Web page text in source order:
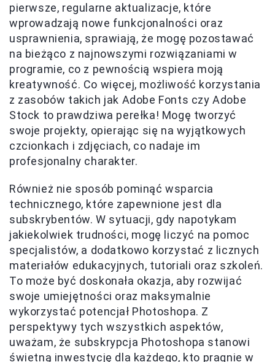
pierwsze, regularne aktualizacje, które
wprowadzają nowe funkcjonalności oraz
usprawnienia, sprawiają, że mogę pozostawać
na bieżąco z najnowszymi rozwiązaniami w
programie, co z pewnością wspiera moją
kreatywność. Co więcej, możliwość korzystania
z zasobów takich jak Adobe Fonts czy Adobe
Stock to prawdziwa perełka! Mogę tworzyć
swoje projekty, opierając się na wyjątkowych
czcionkach i zdjęciach, co nadaje im
profesjonalny charakter.
Również nie sposób pominąć wsparcia
technicznego, które zapewnione jest dla
subskrybentów. W sytuacji, gdy napotykam
jakiekolwiek trudności, mogę liczyć na pomoc
specjalistów, a dodatkowo korzystać z licznych
materiałów edukacyjnych, tutoriali oraz szkoleń.
To może być doskonała okazja, aby rozwijać
swoje umiejętności oraz maksymalnie
wykorzystać potencjał Photoshopa. Z
perspektywy tych wszystkich aspektów,
uważam, że subskrypcja Photoshopa stanowi
świetną inwestycję dla każdego, kto pragnie w